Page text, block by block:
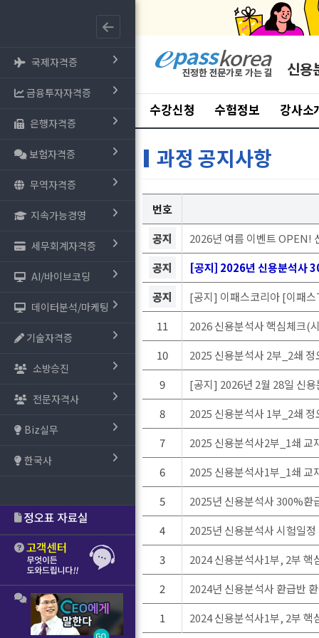
국제자격증
금융투자자격증
은행자격증
보험자격증
무역자격증
지속가능경영
세무회계자격증
AI/바이브코딩
데이터분석/마케팅
기술자격증
소방승진
전문자격사
Biz실무
한국사
신용
수강신청 수험정보 강사소
과정 공지사항
번호
공지
2026년 여름 이벤트 OPEN!
공지
[공지] 2026년 신용분석사
공지
[공지] 이패스코리아 [이패
11
2026 신용분석사 핵심체크(
10
2025 신용분석사 2부_2쇄
9
[공지] 2026년 2월 28일 신
8
2025 신용분석사 1부_2쇄
7
2025 신용분석사2부_1쇄 교
6
2025 신용분석사1부_1쇄 교
5
2025년 신용분석사 300%환
4
2025년 신용분석사 시험일정
3
2024 신용분석사1부, 2부
2
2024년 신용분석사 환급반
1
2024 신용분석사1부, 2부